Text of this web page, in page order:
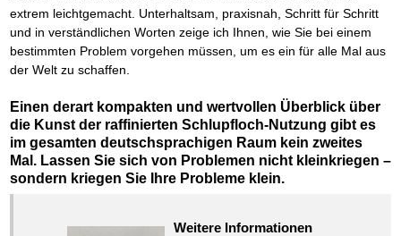
extrem leichtgemacht. Unterhaltsam, praxisnah, Schritt für Schritt
und in verständlichen Worten zeige ich Ihnen, wie Sie bei einem
bestimmten Problem vorgehen müssen, um es ein für alle Mal aus
der Welt zu schaffen.
Einen derart kompakten und wertvollen Überblick über
die Kunst der raffinierten Schlupfloch-Nutzung gibt es
im gesamten deutschsprachigen Raum kein zweites
Mal. Lassen Sie sich von Problemen nicht kleinkriegen –
sondern kriegen Sie Ihre Probleme klein.
Weitere Informationen